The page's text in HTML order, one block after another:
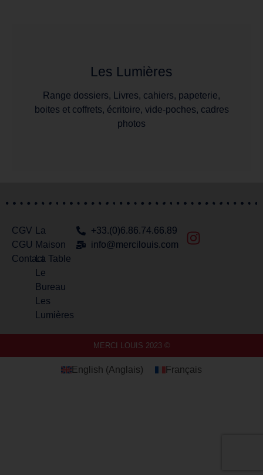
Les Lumières
Range dossiers, Livres, cahiers, papeterie,
boites et coffrets, écritoire, vide-poches, cadres
photos
CGV
CGU
Contact
La
Maison
La Table
Le
Bureau
Les
Lumières
+33.(0)6.86.74.66.89
info@mercilouis.com​
MERCI LOUIS 2023 ©
English (Anglais) Français